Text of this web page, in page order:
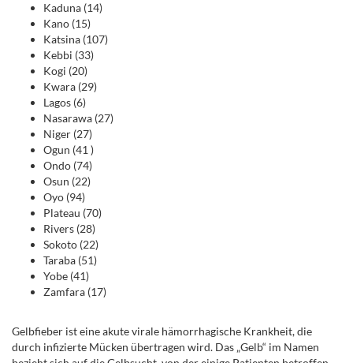
Kaduna (14)
Kano (15)
Katsina (107)
Kebbi (33)
Kogi (20)
Kwara (29)
Lagos (6)
Nasarawa (27)
Niger (27)
Ogun (41 )
Ondo (74)
Osun (22)
Oyo (94)
Plateau (70)
Rivers (28)
Sokoto (22)
Taraba (51)
Yobe (41)
Zamfara (17)
Gelbfieber ist eine akute virale hämorrhagische Krankheit, die
durch infizierte Mücken übertragen wird. Das „Gelb“ im Namen